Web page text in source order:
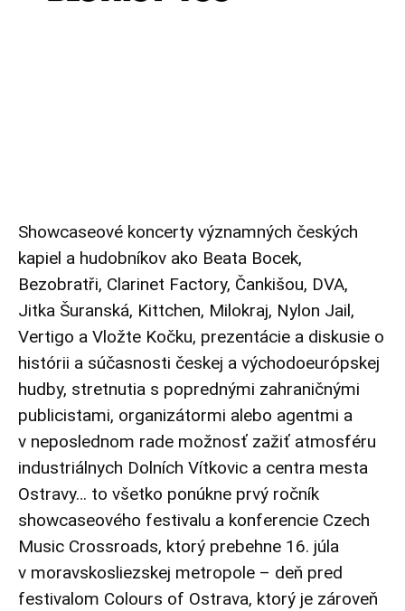
Showcaseové koncerty významných českých
kapiel a hudobníkov ako Beata Bocek,
Bezobratři, Clarinet Factory, Čankišou, DVA,
Jitka Šuranská, Kittchen, Milokraj, Nylon Jail,
Vertigo a Vložte Kočku, prezentácie a diskusie o
histórii a súčasnosti českej a východoeurópskej
hudby, stretnutia s poprednými zahraničnými
publicistami, organizátormi alebo agentmi a
v neposlednom rade možnosť zažiť atmosféru
industriálnych Dolních Vítkovic a centra mesta
Ostravy… to všetko ponúkne prvý ročník
showcaseového festivalu a konferencie Czech
Music Crossroads, ktorý prebehne 16. júla
v moravskosliezskej metropole – deň pred
festivalom Colours of Ostrava, ktorý je zároveň